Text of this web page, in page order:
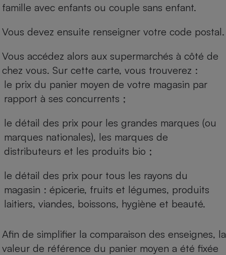
famille avec enfants ou couple sans enfant.
Vous devez ensuite renseigner votre code postal.
Vous accédez alors aux supermarchés à côté de
chez vous. Sur cette carte, vous trouverez :
le prix du panier moyen de votre magasin par
rapport à ses concurrents ;
le détail des prix pour les grandes marques (ou
marques nationales), les marques de
distributeurs et les produits bio ;
le détail des prix pour tous les rayons du
magasin : épicerie, fruits et légumes, produits
laitiers, viandes, boissons, hygiène et beauté.
Afin de simplifier la comparaison des enseignes, la
valeur de référence du panier moyen a été fixée